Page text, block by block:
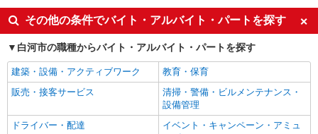
週2～3日勤務OK
深夜
交通費支給
社会保険あり
その他の条件でバイト・アルバイト・パートを探す
白河市の職種からバイト・アルバイト・パートを探す
建築・設備・アクティブワーク
教育・保育
販売・接客サービス
清掃・警備・ビルメンテナンス・
設備管理
ドライバー・配達
イベント・キャンペーン・アミュ